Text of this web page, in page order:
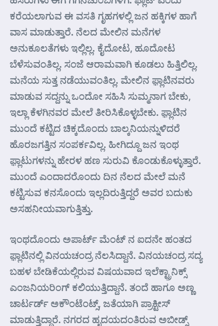
ಕರೆಯಲಾಗುವ ಈ ವಸತಿ ಗೃಹಗಳಲ್ಲಿ ಜನ ಹಕ್ಕಿಗಳ ಹಾಗೆ
ವಾಸ ಮಾಡುತ್ತಾರೆ. ನೆಲದ ಮೇಲಿನ ಮನೆಗಳ
ಅನುಕೂಲತೆಗಳು ಇಲ್ಲಿಲ್ಲ. ಕೈದೋಟ, ಹೂದೋಟ
ಬೆಳೆಸುವಂತಿಲ್ಲ. ಸಂಜೆ ಆರಾಮವಾಗಿ ಕೂಡಲು ಹಿತ್ತಿಲಿಲ್ಲ.
ಮನೆಯ ಸುತ್ತ ನಡೆಯುವಂತಿಲ್ಲ. ಮೇಲಿನ ಫ಼್ಲಾಟಿನವರು
ಮಾಡುವ ಸದ್ದನ್ನು ಒಂದೋ ಸಹಿಸಿ ಸುಮ್ಮನಾಗ ಬೇಕು,
ಇಲ್ಲಾ ಕೆಳಗಿನವರ ಮೇಲೆ ತೀರಿಸಿಕೊಳ್ಳಬೇಕು. ಫ಼್ಲಾಟಿನ
ಮುಂದೆ ಕಟ್ಟಿದ ಚಿಕ್ಕದೊಂದು ಬಾಲ್ಕನಿಯನ್ನುಳಿದರೆ
ಹೊರಜಗತ್ತಿನ ಸಂಪರ್ಕವಿಲ್ಲ. ಹೀಗಿದ್ದೂ ಜನ ಇಂಥ
ಫ಼್ಲಾಟುಗಳನ್ನು ಹೇರಳ ಹಣ ಸುರುವಿ ಕೊಂಡುಕೊಳ್ಳುತ್ತಾರೆ.
ಮುಂದೆ ಎಂದಾದರೊಂದು ದಿನ ನೆಲದ ಮೇಲೆ ಮನೆ
ಕಟ್ಟಿಸುವ ಕನಸೊಂದು ಇಲ್ಲದಿರುತ್ತಿದ್ದರೆ ಅವರ ಬದುಕು
ಅಸಹನೀಯವಾಗುತ್ತಿತ್ತು.
ಇಂಥದೊಂದು ಅಪಾರ್ಟ್ ಮೆಂಟ್ ನ ಐದನೇ ಹಂತದ
ಫ಼್ಲಾಟಿನಲ್ಲಿ ವಿನಯಚಂದ್ರ ನೆಲಸಿದ್ದಾನೆ. ವಿನಯಚಂದ್ರ ಸದ್ಯ
ಬಹಳ ಬೇಡಿಕೆಯಲ್ಲಿರುವ ವಿಷಯವಾದ ಇಲೆಕ್ಟ್ರಾನಿಕ್ಸ್
ಎಂಜನಿಯರಿಂಗ್ ಕಲಿಯುತ್ತಿದ್ದಾನೆ. ತಂದೆ ಹಾಗೂ ಅಣ್ಣ
ಚಾರ್ಟರ್ಡ್ ಅಕೌಂಟೆಂಟ್ಸ್, ಜತೆಯಾಗಿ ಪ್ರಾಕ್ಟೀಸ್
ಮಾಡುತ್ತಿದ್ದಾರೆ. ನಗರದ ಹೃದಯದಂತಿರುವ ಅಬೀಡ್ಸ್